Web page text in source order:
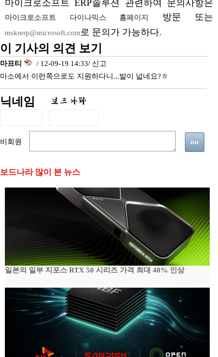
마이크로소프트 ERP솔루션 관련하여 문의사항은
마이크로소프트 다이나믹스 홈페이지 방문 또는
mskrerp@microsoft.com 로 문의가 가능하다.
이 기사의 의견 보기
마프티 / 12-09-19 14:33/ 신고
마소에서 이런쪽으로도 지원하다니...발이 넓네요?ㅎ
닉네임
비회원
보드나라 많이 본 뉴스
일본의 일부 지포스 RTX 50 시리즈 가격 최대 40% 인상